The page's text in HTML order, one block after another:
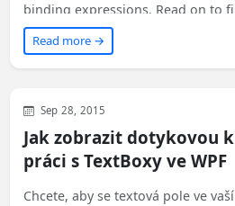
binding expressions. Read on to
Read more →
Development
Sep 28, 2015
Jak zobrazit dotykovou
práci s TextBoxy ve WPF
Chcete, aby se textová pole ve